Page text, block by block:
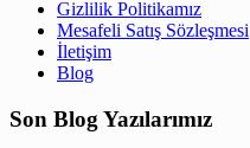
Gizlilik Politikamız
Mesafeli Satış Sözleşmesi
İletişim
Blog
Son Blog Yazılarımız